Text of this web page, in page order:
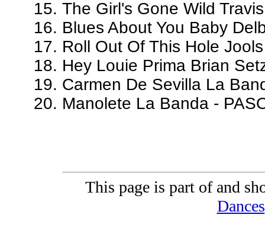
The Girl's Gone Wild
Blues About You Baby
Roll Out Of This Hole
Hey Louie Prima Brian
Carmen De Sevilla La
Manolete La Banda -
This page is part of and